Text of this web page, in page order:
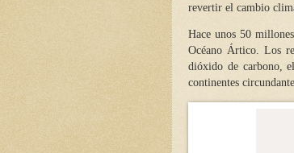
revertir el cambio
Hace unos 50
Océano Ártico. Los
dióxido de carbono,
continentes